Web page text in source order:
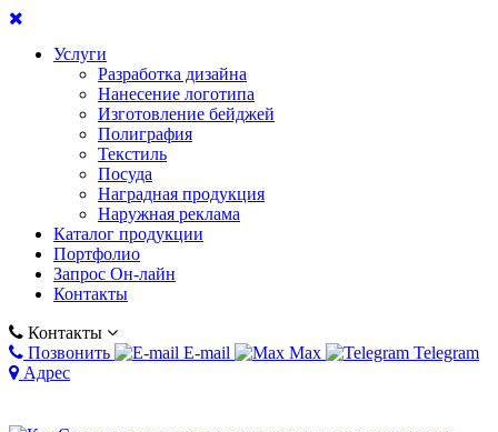
Услуги
Разработка дизайна
Нанесение логотипа
Изготовление бейджей
Полиграфия
Текстиль
Посуда
Наградная продукция
Наружная реклама
Каталог продукции
Портфолио
Запрос Он-лайн
Контакты
Контакты
Позвонить
E-mail Max
Telegram
Адрес